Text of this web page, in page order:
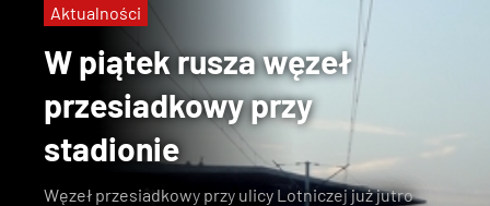
W piątek rusza węzeł
przesiadkowy przy
stadionie
Węzeł przesiadkowy przy ulicy Lotniczejjuż jutro
Aktualności